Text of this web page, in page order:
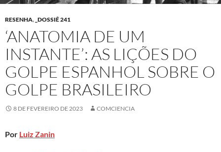
RESENHA, _DOSSIÊ 241
‘ANATOMIA DE UM
INSTANTE’: AS LIÇÕES DO
GOLPE ESPANHOL SOBRE O
GOLPE BRASILEIRO
8 DE FEVEREIRO DE 2023 COMCIENCIA
Por Luiz Zanin